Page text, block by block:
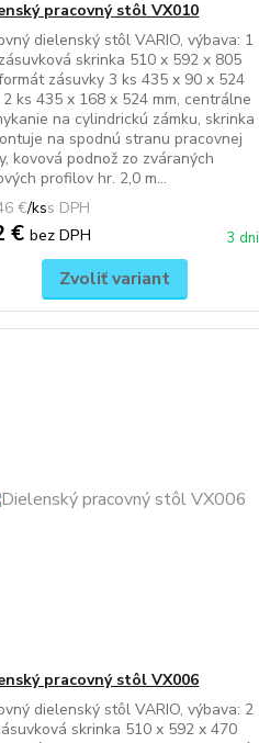
pracovný stôl VX010
dielenský stôl VARIO, výbava: 1
skrinka 510 x 592 x 805
zásuvky 3 ks 435 x 90 x 524
2 ks 435 x 168 x 524 mm, centrálne
na cylindrickú zámku, skrinka
na spodnú stranu pracovnej
kovová podnož zo zváraných
profilov hr. 2,0 m...
€/ks
€bez DPH 3 dni
Zvoliť variant
pracovný stôl VX006
dielenský stôl VARIO, výbava: 2
skrinka 510 x 592 x 470